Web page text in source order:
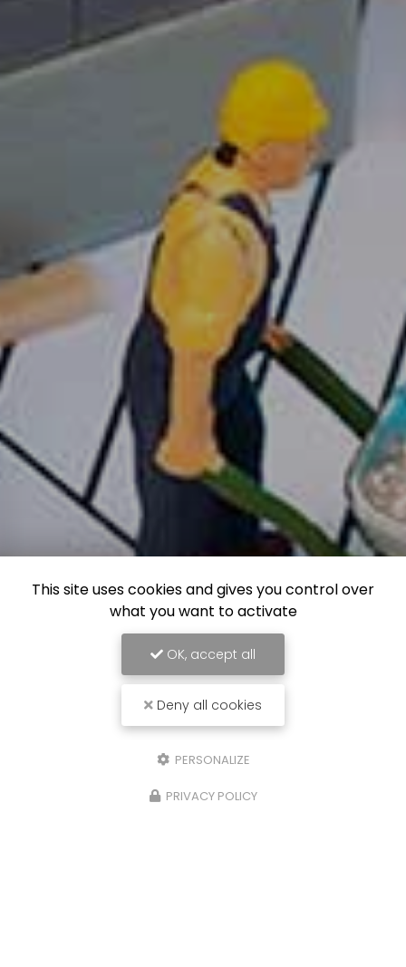
This site uses cookies and gives you control over
what you want to activate
OK, accept all
Deny all cookies
PERSONALIZE
PRIVACY POLICY